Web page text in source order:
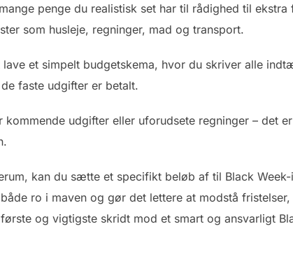
penge du realistisk set har til rådighed til
som husleje, regninger, mad og transport.
et simpelt budgetskema, hvor du skriver alle
faste udgifter er betalt.
udgifter eller uforudsete regninger – det
kan du sætte et specifikt beløb af til Black
ro i maven og gør det lettere at modstå
og vigtigste skridt mod et smart og ansvarligt